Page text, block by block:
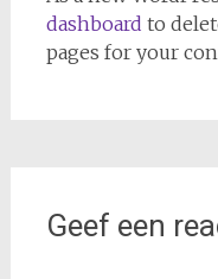
dashboard to
pages for your
Geef een